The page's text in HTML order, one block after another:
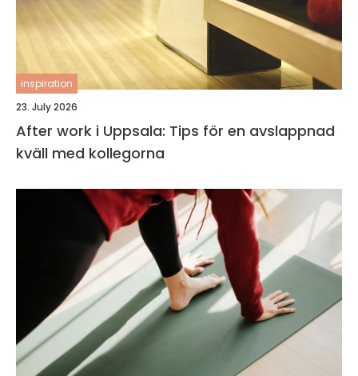
inspiration
23. July 2026
After work i Uppsala: Tips för en avslappnad
kväll med kollegorna